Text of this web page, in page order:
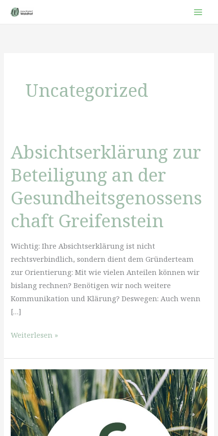
Zum
Inhalt
Uncategorized
Absichtserklärung zur
Beteiligung an der
Gesundheitsgenossens
chaft Greifenstein
Wichtig: Ihre Absichtserklärung ist nicht
rechtsverbindlich, sondern dient dem Gründerteam
zur Orientierung: Mit wie vielen Anteilen können wir
bislang rechnen? Benötigen wir noch weitere
Kommunikation und Klärung? Deswegen: Auch wenn
[…]
Absichtserklärung
Beteiligung
an
der
Gesundheitsgenossenschaft
Greifenstein
Weiterlesen »